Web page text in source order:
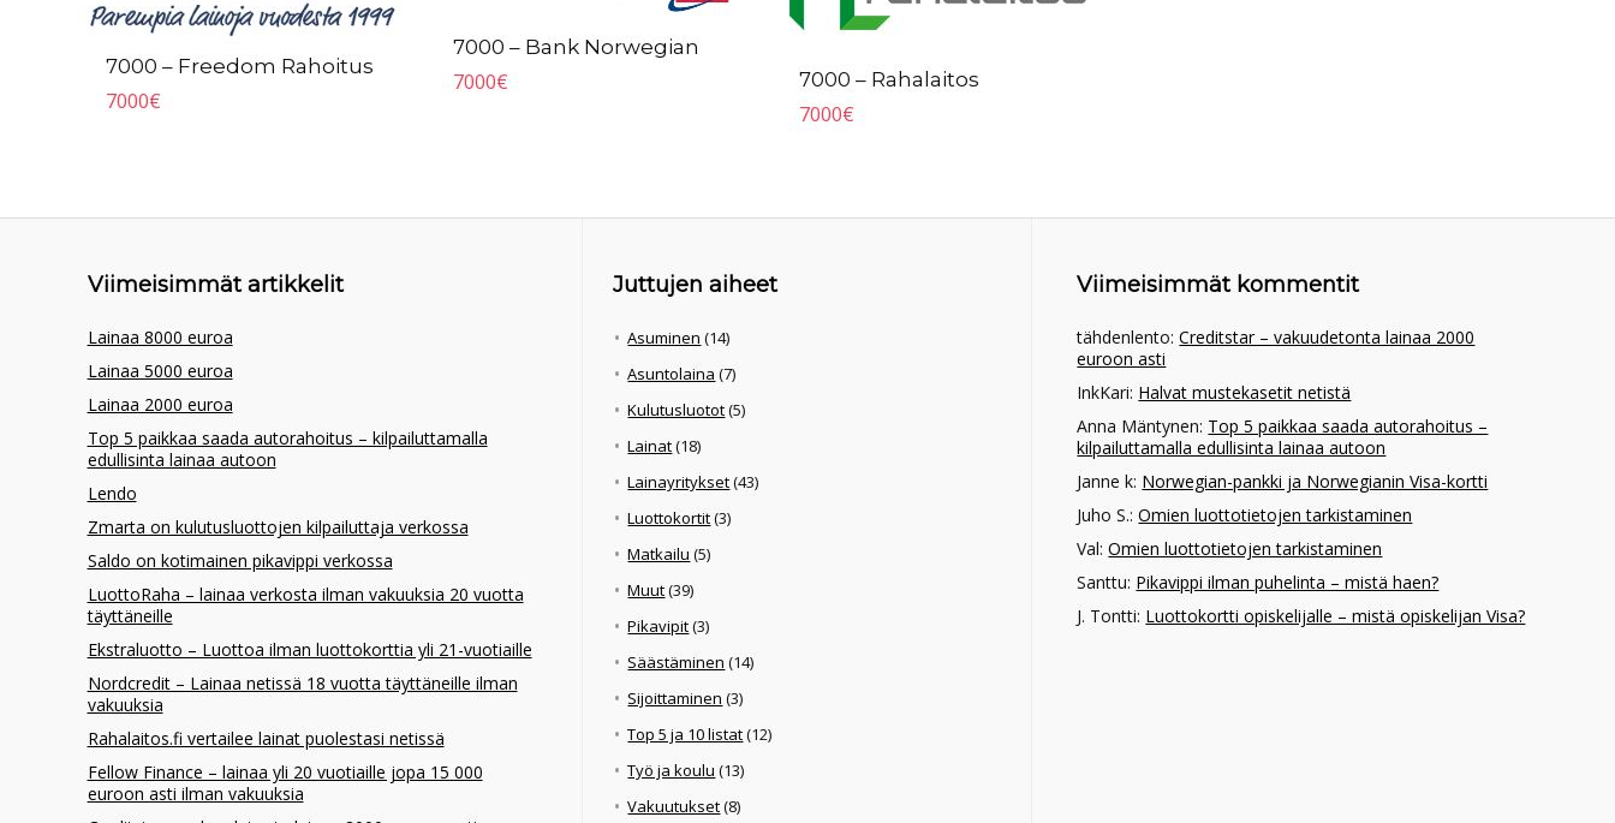
7000 – Freedom Rahoitus
7000€
7000 – Bank Norwegian
7000€ 7000 – Rahalaitos
7000€
Viimeisimmät artikkelit
Lainaa 8000 euroa
Lainaa 5000 euroa
Lainaa 2000 euroa
Top 5 paikkaa saada autorahoitus – kilpailuttamalla
edullisinta lainaa autoon
Lendo
Zmarta on kulutusluottojen kilpailuttaja verkossa
Saldo on kotimainen pikavippi verkossa
LuottoRaha – lainaa verkosta ilman vakuuksia 20 vuotta
täyttäneille
Ekstraluotto – Luottoa ilman luottokorttia yli 21-vuotiaille
Nordcredit – Lainaa netissä 18 vuotta täyttäneille ilman
vakuuksia
Rahalaitos.fi vertailee lainat puolestasi netissä
Fellow Finance – lainaa yli 20 vuotiaille jopa 15 000
euroon asti ilman vakuuksia
Juttujen aiheet
Asuminen (14)
Asuntolaina (7)
Kulutusluotot(5)
Lainat(18)
Lainayritykset(43)
Luottokortit(3)
Matkailu (5)
Muut(39)
Pikavipit(3)
Säästäminen (14)
Sijoittaminen (3)
Top 5 ja 10 listat(12)
Työ ja koulu (13)
Vakuutukset(8)
Viimeisimmät kommentit
tähdenlento:Creditstar – vakuudetonta lainaa 2000
euroon asti
InkKari: Halvat mustekasetit netistä
Anna Mäntynen: Top 5 paikkaa saada autorahoitus –
kilpailuttamalla edullisinta lainaa autoon
Janne k: Norwegian-pankki ja Norwegianin Visa-kortti
Juho S.:Omien luottotietojen tarkistaminen
Val:Omien luottotietojen tarkistaminen
Santtu: Pikavippi ilman puhelinta – mistä haen?
J. Tontti: Luottokortti opiskelijalle – mistä opiskelijan Visa?